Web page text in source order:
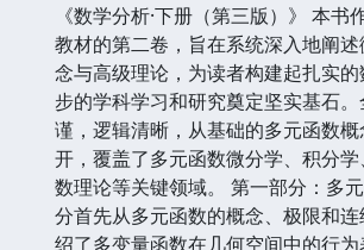
《数学分析·下册（第三版）》 本书
教材的第二卷，旨在系统深入地阐
念与高级理论，为读者构建起扎实
步的学科学习和研究奠定坚实基石
谨，逻辑清晰，从基础的多元函数
开，覆盖了多元函数微分学、积分
数理论等关键领域。 第一部分：多
分首先从多元函数的概念、极限和
绍了多变量函数在几何空间中的行